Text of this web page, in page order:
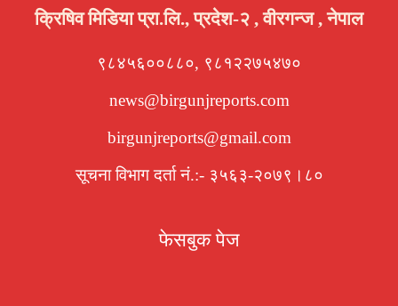
क्रिषिव मिडिया प्रा.लि., प्रदेश-२ , वीरगन्ज , नेपाल
९८४५६००८८०, ९८१२२७५४७०
news@birgunjreports.com
birgunjreports@gmail.com
सूचना विभाग दर्ता नं.:- ३५६३-२०७९।८०
फेसबुक पेज